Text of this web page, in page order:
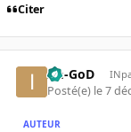
Citer
Im-GoD
Posté(e) le 7
AUTEUR